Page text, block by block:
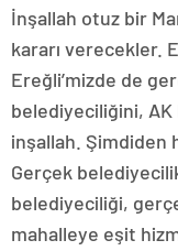
İnşallah otuz bir
kararı verecekler.
Ereğli’mizde de
belediyeciliğini,
inşallah. Şimdiden
Gerçek
belediyeciliği,
mahalleye eşit